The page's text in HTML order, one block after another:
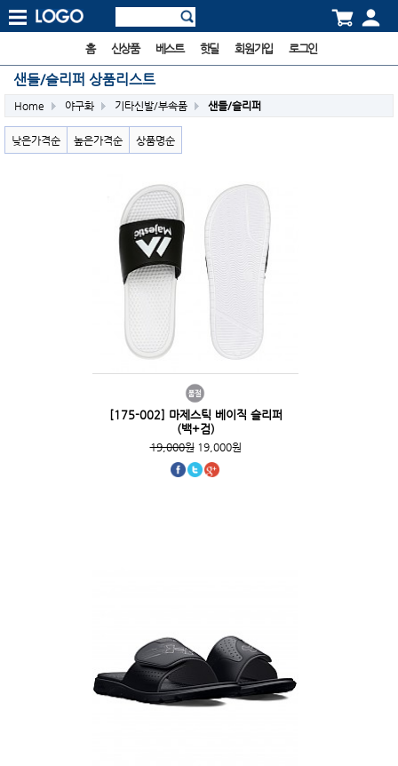
홈 신상품 베스트 핫딜 회원가입 로그인
샌들/슬리퍼 상품리스트
Home 야구화 기타신발/부속품 샌들/슬리퍼
낮은가격순 높은가격순 상품명순
[175-002] 마제스틱 베이직 슬리퍼
(백+검)
19,000원19,000원